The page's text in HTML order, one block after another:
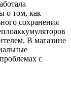
о том, как
сохранения
В магазине
с